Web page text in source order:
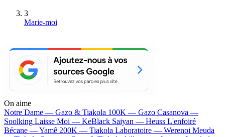
3
Marie-moi
On aime
Notre Dame — Gazo & Tiakola 100K — Gazo Casanova —
Soolking Laisse Moi — KeBlack Saiyan — Heuss L'enfoiré
Bécane —Yamê 200K — Tiakola Laboratoire — Werenoi Meuda